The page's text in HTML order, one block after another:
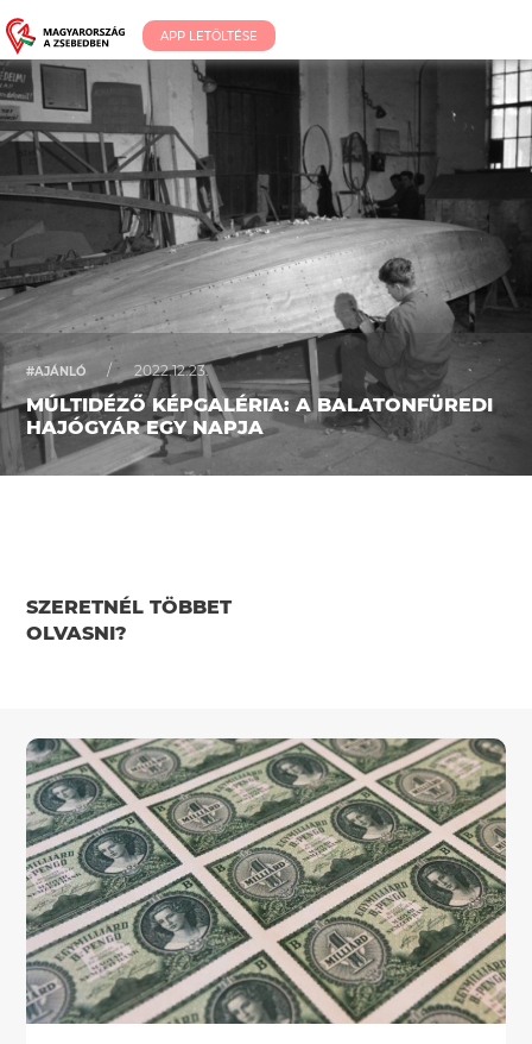
APP LETÖLTÉSE
#AJÁNLÓ / 2022.12.23.
MÚLTIDÉZŐ KÉPGALÉRIA: A BALATONFÜREDI
HAJÓGYÁR EGY NAPJA
SZERETNÉL TÖBBET
OLVASNI?